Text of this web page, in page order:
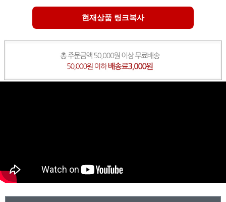
현재상품 링크복사